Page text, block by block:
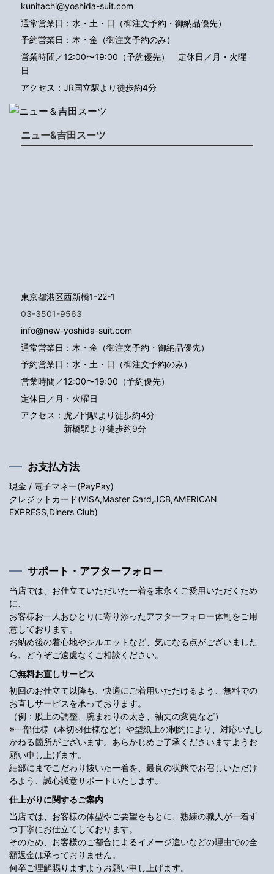
kunitachi@yoshida-suit.com
通常営業日：水・土・日（御注文予約・御納品優先）
予約営業日：木・金（御注文予約のみ）
営業時間／12:00〜19:00（予約優先） 定休日／月・火曜
日
アクセス：JR国立駅より徒歩約4分
ニュー&吉田スーツ
東京都港区西新橋1-22-1
03-3501-9563
info@new-yoshida-suit.com
通常営業日：木・金（御注文予約・御納品優先）
予約営業日：水・土・日（御注文予約のみ）
営業時間／12:00〜19:00（予約優先）
定休日／月・火曜日
アクセス： 虎ノ門駅より徒歩約4分
新橋駅より徒歩約9分
お支払方法
現金 / 電子マネー(PayPay)
クレジットカード(VISA,Master Card,JCB,AMERICAN
EXPRESS,Diners Club)
サポート・アフターフォロー
当店では、お仕立ていただいた一着を末永くご愛用いただくため
に、
お客様お一人おひとりに寄り添ったアフターフォロー体制をご用
意しております。
お納め後の着心地やシルエットなど、気になる点がございました
ら、どうぞご遠慮なくご相談ください。
〇無料お直しサービス
初回のお仕立て以降も、快適にご着用いただけるよう、無料での
お直しサービスを承っております。
（例：股上の調整、腕まわりの太さ、袖丈の変更など）
※一部仕様（本切羽仕様など）や型紙上の制約により、対応いたし
かねる箇所がございます。あらかじめご了承くださいますようお
願い申し上げます。
細部にまでこだわり抜いた一着を、最良の状態でお召しいただけ
るよう、誠心誠意サポートいたします。
仕上がりに関するご案内
当店では、お客様の体型やご要望をもとに、熟練の職人が一着ず
つ丁寧にお仕立てしております。
そのため、お客様のご都合によるイメージ違いなどの理由での全
額返金は承っておりません。
何卒ご理解賜りますようお願い申し上げます。